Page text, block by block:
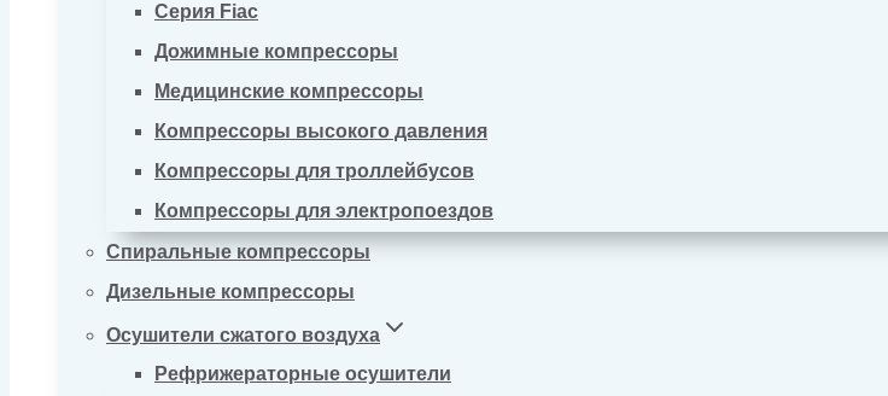
Серия Fiac
Дожимные компрессоры
Медицинские компрессоры
Компрессоры высокого давления
Компрессоры для троллейбусов
Компрессоры для электропоездов
Спиральные компрессоры
Дизельные компрессоры
Осушители сжатого воздуха
Рефрижераторные осушители